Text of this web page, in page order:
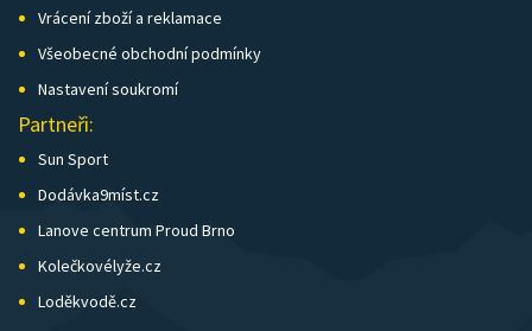
Vrácení zboží a reklamace
Všeobecné obchodní podmínky
Nastavení soukromí
Partneři:
Sun Sport
Dodávka9míst.cz
Lanove centrum Proud Brno
Kolečkovélyže.cz
Loděkvodě.cz